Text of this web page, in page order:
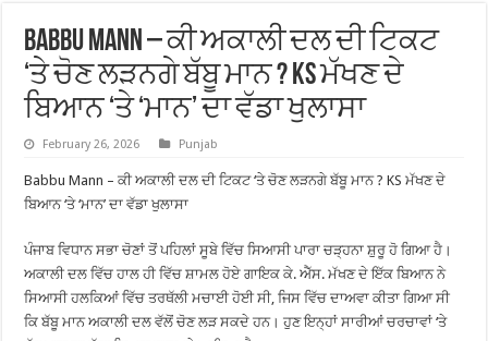
Babbu Mann – ਕੀ ਅਕਾਲੀ ਦਲ ਦੀ ਟਿਕਟ
‘ਤੇ ਚੋਣ ਲੜਨਗੇ ਬੱਬੂ ਮਾਨ ? KS ਮੱਖਣ ਦੇ
ਬਿਆਨ ‘ਤੇ ‘ਮਾਨ’ ਦਾ ਵੱਡਾ ਖੁਲਾਸਾ
February 26, 2026 Punjab
Babbu Mann – ਕੀ ਅਕਾਲੀ ਦਲ ਦੀ ਟਿਕਟ ‘ਤੇ ਚੋਣ ਲੜਨਗੇ ਬੱਬੂ ਮਾਨ ? KS ਮੱਖਣ ਦੇ
ਬਿਆਨ ‘ਤੇ ‘ਮਾਨ’ ਦਾ ਵੱਡਾ ਖੁਲਾਸਾ
ਪੰਜਾਬ ਵਿਧਾਨ ਸਭਾ ਚੋਣਾਂ ਤੋਂ ਪਹਿਲਾਂ ਸੂਬੇ ਵਿੱਚ ਸਿਆਸੀ ਪਾਰਾ ਚੜ੍ਹਨਾ ਸ਼ੁਰੂ ਹੋ ਗਿਆ ਹੈ।
ਅਕਾਲੀ ਦਲ ਵਿੱਚ ਹਾਲ ਹੀ ਵਿੱਚ ਸ਼ਾਮਲ ਹੋਏ ਗਾਇਕ ਕੇ. ਐੱਸ. ਮੱਖਣ ਦੇ ਇੱਕ ਬਿਆਨ ਨੇ
ਸਿਆਸੀ ਹਲਕਿਆਂ ਵਿੱਚ ਤਰਥੱਲੀ ਮਚਾਈ ਹੋਈ ਸੀ, ਜਿਸ ਵਿੱਚ ਦਾਅਵਾ ਕੀਤਾ ਗਿਆ ਸੀ
ਕਿ ਬੱਬੂ ਮਾਨ ਅਕਾਲੀ ਦਲ ਵੱਲੋਂ ਚੋਣ ਲੜ ਸਕਦੇ ਹਨ। ਹੁਣ ਇਨ੍ਹਾਂ ਸਾਰੀਆਂ ਚਰਚਾਵਾਂ ‘ਤੇ